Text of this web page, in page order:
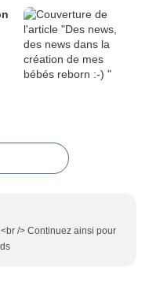
/> Continuez ainsi pour